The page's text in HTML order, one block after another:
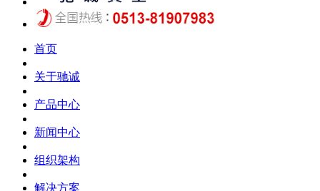
首页
关于驰诚
产品中心
新闻中心
组织架构
解决方案